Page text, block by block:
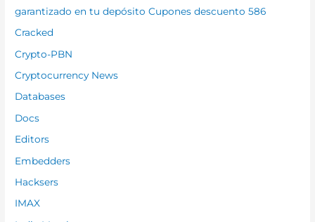
garantizado en tu depósito Cupones descuento 586
Cracked
Crypto-PBN
Cryptocurrency News
Databases
Docs
Editors
Embedders
Hacksers
IMAX